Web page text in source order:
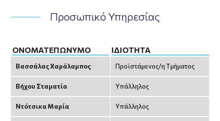
Προσωπικό Υπηρεσίας
ΟΝΟΜΑΤΕΠΏΝΥΜΟ ΙΔΙΌΤΗΤΑ
Βασσάλας Χαράλαμπος Προϊστάμενος/η Tμήματος
Βήχου Σταματία Υπάλληλος
Ντότσικα Μαρία Υπάλληλος